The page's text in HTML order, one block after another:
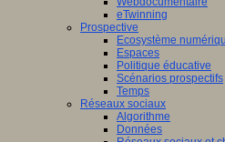
eTwinning
Prospective
Ecosystème
Espaces
Politique éducative
Scénarios prospectifs
Temps
Réseaux sociaux
Algorithme
Données